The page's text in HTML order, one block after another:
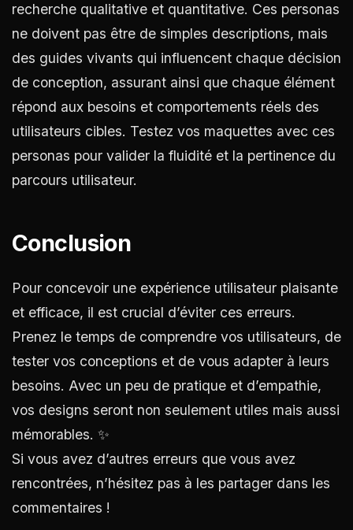
recherche qualitative et quantitative. Ces personas
ne doivent pas être de simples descriptions, mais
des guides vivants qui influencent chaque décision
de conception, assurant ainsi que chaque élément
répond aux besoins et comportements réels des
utilisateurs cibles. Testez vos maquettes avec ces
personas pour valider la fluidité et la pertinence du
parcours utilisateur.
Conclusion
Pour concevoir une expérience utilisateur plaisante
et efficace, il est crucial d’éviter ces erreurs.
Prenez le temps de comprendre vos utilisateurs, de
tester vos conceptions et de vous adapter à leurs
besoins. Avec un peu de pratique et d’empathie,
vos designs seront non seulement utiles mais aussi
mémorables. ✨
Si vous avez d’autres erreurs que vous avez
rencontrées, n’hésitez pas à les partager dans les
commentaires !